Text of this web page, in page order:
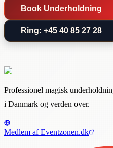
Book Underholdning
Ring: +45 40 85 27 28
Professionel magisk
i Danmark og verden over.
Medlem af Eventzonen.dk